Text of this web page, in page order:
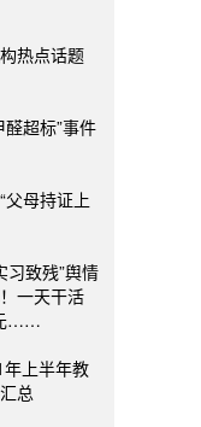
热点话题
超标”事件
父母持证上
习致残”舆情
一天干活
……
上半年教
总